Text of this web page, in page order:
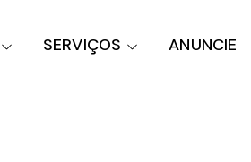
SERVIÇOS ANUNCIE